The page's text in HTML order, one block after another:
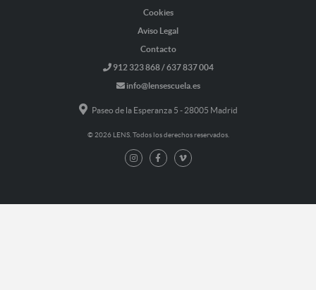
Cookies
Aviso Legal
Contacto
912 323 868 / 637 837 004
info@lensescuela.es
Paseo de la Esperanza 5 - 28005 Madrid
© 2026 LENS. Todos los derechos reservados.